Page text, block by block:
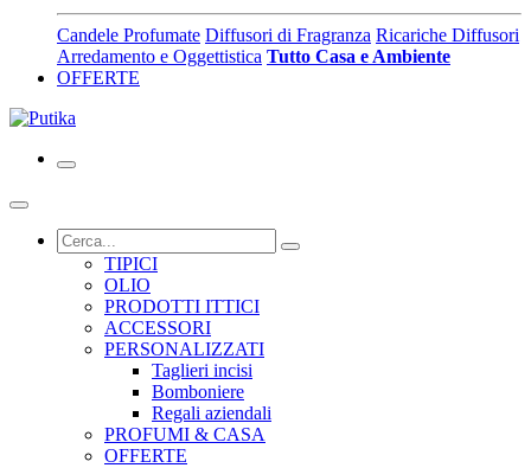
Candele Profumate Diffusori di Fragranza Ricariche Diffusori
Arredamento e Oggettistica Tutto Casa e Ambiente
OFFERTE
TIPICI
OLIO
PRODOTTI ITTICI
ACCESSORI
PERSONALIZZATI
Taglieri incisi
Bomboniere
Regali aziendali
PROFUMI & CASA
OFFERTE